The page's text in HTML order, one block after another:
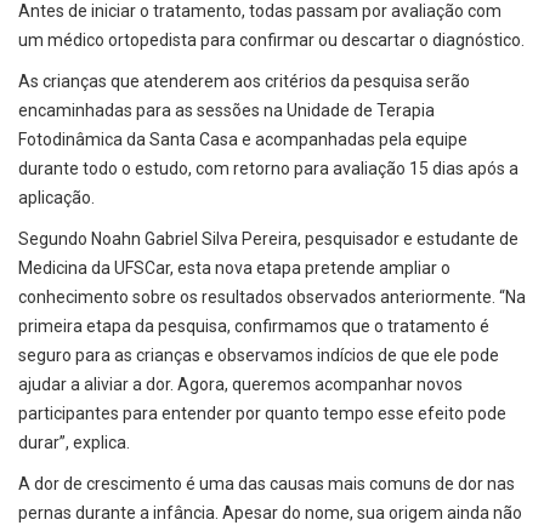
Antes de iniciar o tratamento, todas passam por avaliação com
um médico ortopedista para confirmar ou descartar o diagnóstico.
As crianças que atenderem aos critérios da pesquisa serão
encaminhadas para as sessões na Unidade de Terapia
Fotodinâmica da Santa Casa e acompanhadas pela equipe
durante todo o estudo, com retorno para avaliação 15 dias após a
aplicação.
Segundo Noahn Gabriel Silva Pereira, pesquisador e estudante de
Medicina da UFSCar, esta nova etapa pretende ampliar o
conhecimento sobre os resultados observados anteriormente. “Na
primeira etapa da pesquisa, confirmamos que o tratamento é
seguro para as crianças e observamos indícios de que ele pode
ajudar a aliviar a dor. Agora, queremos acompanhar novos
participantes para entender por quanto tempo esse efeito pode
durar”, explica.
A dor de crescimento é uma das causas mais comuns de dor nas
pernas durante a infância. Apesar do nome, sua origem ainda não